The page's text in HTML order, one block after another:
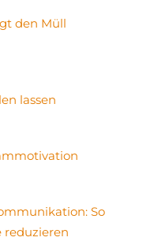
den Müll
lassen
So
reduzieren